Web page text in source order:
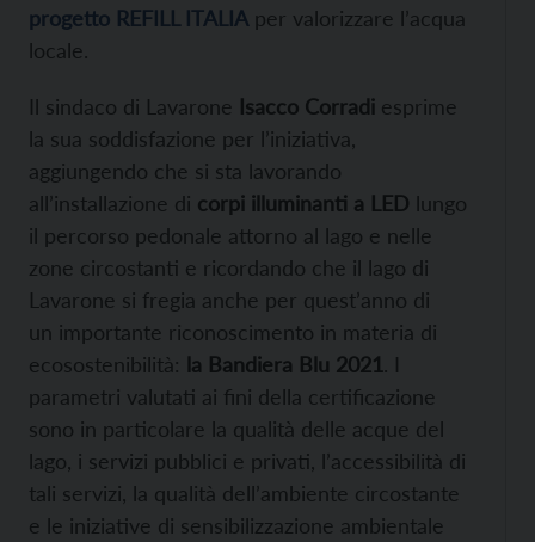
progetto REFILL ITALIA per valorizzare l’acqua
locale.
Il sindaco di Lavarone Isacco Corradi esprime
la sua soddisfazione per l’iniziativa,
aggiungendo che si sta lavorando
all’installazione di corpi illuminanti a LED lungo
il percorso pedonale attorno al lago e nelle
zone circostanti e ricordando che il lago di
Lavarone si fregia anche per quest’anno di
un importante riconoscimento in materia di
ecosostenibilità: la Bandiera Blu 2021. I
parametri valutati ai fini della certificazione
sono in particolare la qualità delle acque del
lago, i servizi pubblici e privati, l’accessibilità di
tali servizi, la qualità dell’ambiente circostante
e le iniziative di sensibilizzazione ambientale